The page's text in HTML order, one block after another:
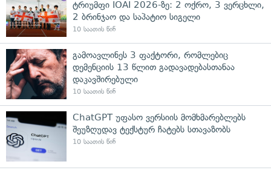
ტრიუმფი IOAI 2026-ზე: 2 ოქრო, 3 ვერცხლი,
2 ბრინჯაო და საპატიო სიგელი
10 საათის წინ
გამოავლინეს 3 ფაქტორი, რომლებიც
დემენციის 13 წლით გადავადებასთანაა
დაკავშირებული
10 საათის წინ
ChatGPT უფასო ვერსიის მომხმარებლებს
შეუზღუდავ ტექსტურ ჩატებს სთავაზობს
10 საათის წინ